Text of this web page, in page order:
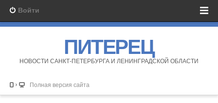
Войти
ПИТЕРЕЦ
НОВОСТИ САНКТ-ПЕТЕРБУРГА И ЛЕНИНГРАДСКОЙ ОБЛАСТИ
Полная версия сайта